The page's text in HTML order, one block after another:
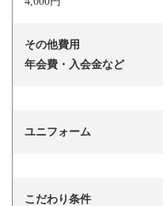
その他費用
年会費・入会金など
ユニフォーム
こだわり条件